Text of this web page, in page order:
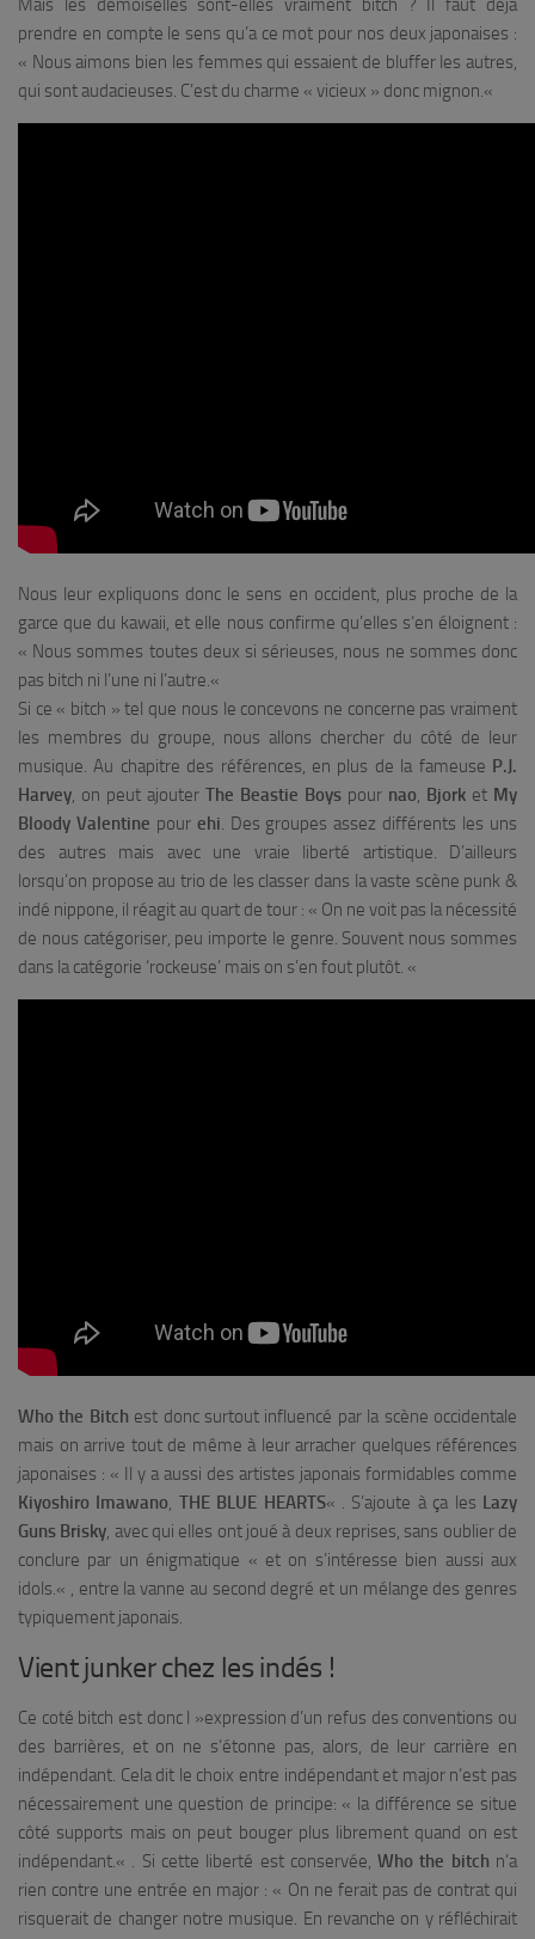
Mais les demoiselles sont-elles vraiment bitch ? Il faut déjà
prendre en compte le sens qu’a ce mot pour nos deux japonaises :
« Nous aimons bien les femmes qui essaient de bluffer les autres,
qui sont audacieuses. C’est du charme « vicieux » donc mignon.«
Nous leur expliquons donc le sens en occident, plus proche de la
garce que du kawaii, et elle nous confirme qu’elles s’en éloignent :
« Nous sommes toutes deux si sérieuses, nous ne sommes donc
pas bitch ni l’une ni l’autre.«
Si ce « bitch » tel que nous le concevons ne concerne pas vraiment
les membres du groupe, nous allons chercher du côté de leur
musique. Au chapitre des références, en plus de la fameuse P.J.
Harvey, on peut ajouter The Beastie Boys pour nao, Bjork et My
Bloody Valentine pour ehi. Des groupes assez différents les uns
des autres mais avec une vraie liberté artistique. D’ailleurs
lorsqu’on propose au trio de les classer dans la vaste scène punk &
indé nippone, il réagit au quart de tour : « On ne voit pas la nécessité
de nous catégoriser, peu importe le genre. Souvent nous sommes
dans la catégorie ‘rockeuse’ mais on s’en fout plutôt. «
Who the Bitch est donc surtout influencé par la scène occidentale
mais on arrive tout de même à leur arracher quelques références
japonaises : « Il y a aussi des artistes japonais formidables comme
Kiyoshiro Imawano, THE BLUE HEARTS« . S’ajoute à ça les Lazy
Guns Brisky, avec qui elles ont joué à deux reprises, sans oublier de
conclure par un énigmatique « et on s’intéresse bien aussi aux
idols.« , entre la vanne au second degré et un mélange des genres
typiquement japonais.
Vient junker chez les indés !
Ce coté bitch est donc l »expression d’un refus des conventions ou
des barrières, et on ne s’étonne pas, alors, de leur carrière en
indépendant. Cela dit le choix entre indépendant et major n’est pas
nécessairement une question de principe: « la différence se situe
côté supports mais on peut bouger plus librement quand on est
indépendant.« . Si cette liberté est conservée,Who the bitch n’a
rien contre une entrée en major : « On ne ferait pas de contrat qui
risquerait de changer notre musique. En revanche on y réfléchirait